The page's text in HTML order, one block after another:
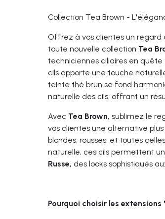
Collection Tea Brown -
Offrez à vos clientes un regard
toute nouvelle collection Tea
techniciennes ciliaires en
cils apporte une touche
teinte thé brun se fond
naturelle des cils, offrant un
Avec Tea Brown, sublimez le
vos clientes une alternative
blondes, rousses, et toutes
naturelle, ces cils permettent
Russe, des looks sophistiqués
Pourquoi choisir les extensions